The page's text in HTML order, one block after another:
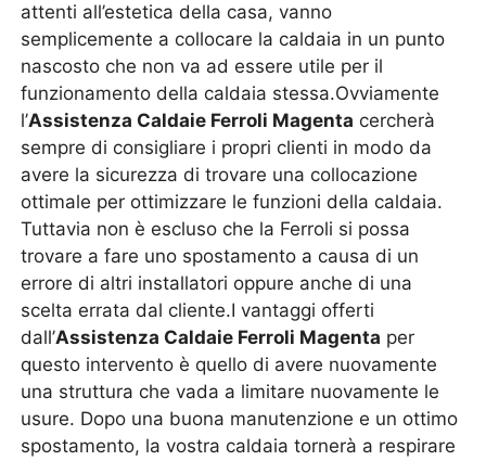
attenti all’estetica della casa, vanno
semplicemente a collocare la caldaia in un punto
nascosto che non va ad essere utile per il
funzionamento della caldaia stessa.Ovviamente
l’Assistenza Caldaie Ferroli Magenta cercherà
sempre di consigliare i propri clienti in modo da
avere la sicurezza di trovare una collocazione
ottimale per ottimizzare le funzioni della caldaia.
Tuttavia non è escluso che la Ferroli si possa
trovare a fare uno spostamento a causa di un
errore di altri installatori oppure anche di una
scelta errata dal cliente.I vantaggi offerti
dall’Assistenza Caldaie Ferroli Magenta per
questo intervento è quello di avere nuovamente
una struttura che vada a limitare nuovamente le
usure. Dopo una buona manutenzione e un ottimo
spostamento, la vostra caldaia tornerà a respirare